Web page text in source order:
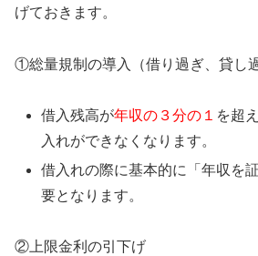
げておきます。
①総量規制の導入（借り過ぎ、貸し
借入残高が年収の３分の１ を超
入れができなくなります。
借入れの際に基本的に「年収を
要となります。
②上限金利の引下げ